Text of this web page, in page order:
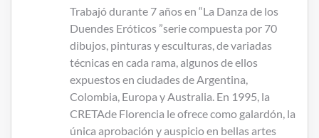
Trabajó durante 7 años en “La Danza de los
Duendes Eróticos ”serie compuesta por 70
dibujos, pinturas y esculturas, de variadas
técnicas en cada rama, algunos de ellos
expuestos en ciudades de Argentina,
Colombia, Europa y Australia. En 1995, la
CRETAde Florencia le ofrece como galardón, la
única aprobación y auspicio en bellas artes